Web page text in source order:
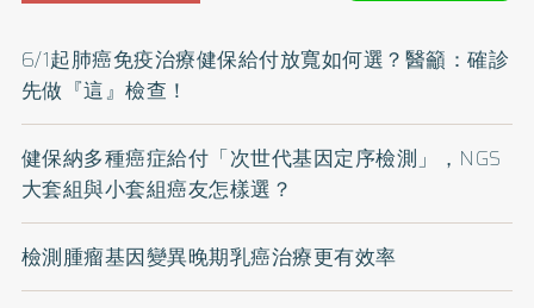
6/1起肺癌免疫治療健保給付放寬如何選？醫籲：確診
先做『這』檢查！
健保納多種癌症給付「次世代基因定序檢測」，NGS
大套組與小套組癌友怎樣選？
檢測腫瘤基因變異晚期乳癌治療更有效率